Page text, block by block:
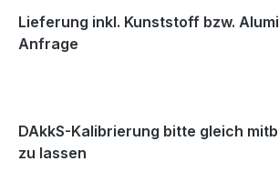
Lieferung inkl. Kunststoff bzw.
Anfrage
DAkkS-Kalibrierung bitte gleich
zu lassen